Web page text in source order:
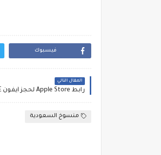
فيسبوك
المقال التالي
رابط Apple Store لحجز آيفون SE بسعر 1700 ريال مميزات iPhone SE ~ سعر iPhone SE
منسوخ السعودية